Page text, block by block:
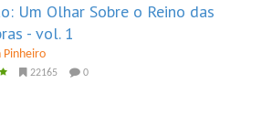
Um Olhar Sobre o Reino das
- vol. 1
Pinheiro
22165 0